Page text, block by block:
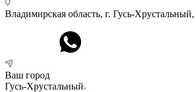
Владимирская область, г. Гусь-Хрустальный,
Ваш город
Гусь-Хрустальный